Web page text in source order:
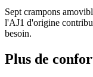
Sept crampons
l'AJ1 d'origine
besoin.
Plus de